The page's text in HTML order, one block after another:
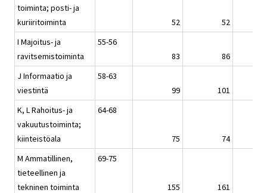
toiminta; posti- ja
kuriiritoiminta
52
52
I Majoitus- ja
ravitsemistoiminta
55-56
83
86
J Informaatio ja
viestintä
58-63
99
101
K, L Rahoitus- ja
vakuutustoiminta;
kiinteistöala
64-68
75
74
M Ammatillinen,
tieteellinen ja
tekninen toiminta
69-75
155
161